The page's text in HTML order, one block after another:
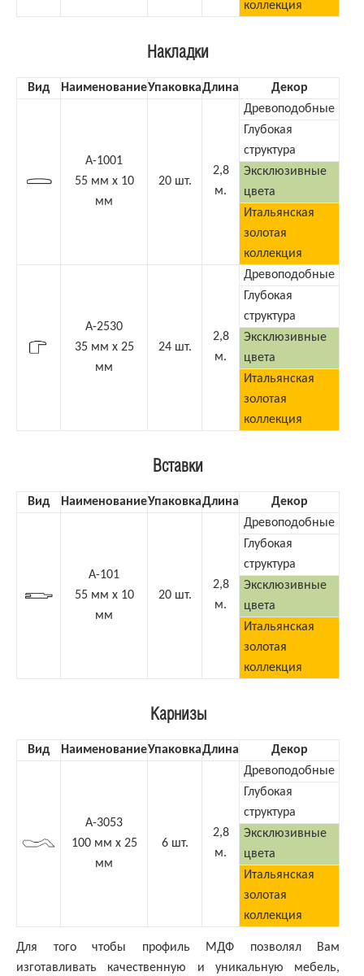
коллекция
Накладки
Вид НаименованиеУпаковкаДлина Декор
А-1001
55 мм х 10
мм
20 шт.
2,8
м.
Древоподобные
Глубокая
структура
Эксклюзивные
цвета
Итальянская
золотая
коллекция
А-2530
35 мм х 25
мм
24 шт.
2,8
м.
Древоподобные
Глубокая
структура
Эксклюзивные
цвета
Итальянская
золотая
коллекция
Вставки
Вид НаименованиеУпаковкаДлина Декор
А-101
55 мм х 10
мм
20 шт.
2,8
м.
Древоподобные
Глубокая
структура
Эксклюзивные
цвета
Итальянская
золотая
коллекция
Карнизы
Вид НаименованиеУпаковкаДлина Декор
А-3053
100 мм х 25
мм
6 шт.
2,8
м.
Древоподобные
Глубокая
структура
Эксклюзивные
цвета
Итальянская
золотая
коллекция
Для того чтобы профиль МДФ позволял Вам
изготавливать качественную и уникальную мебель,